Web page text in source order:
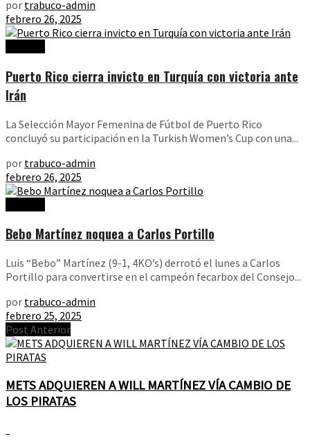
por trabuco-admin
febrero 26, 2025
Puerto Rico cierra invicto en Turquía con victoria ante
Irán
La Selección Mayor Femenina de Fútbol de Puerto Rico
concluyó su participación en la Turkish Women’s Cup con una...
por trabuco-admin
febrero 26, 2025
Bebo Martínez noquea a Carlos Portillo
Luis “Bebo” Martínez (9-1, 4KO’s) derrotó el lunes a Carlos
Portillo para convertirse en el campeón fecarbox del Consejo...
por trabuco-admin
febrero 25, 2025
Post Anterior
METS ADQUIEREN A WILL MARTÍNEZ VÍA CAMBIO DE
LOS PIRATAS